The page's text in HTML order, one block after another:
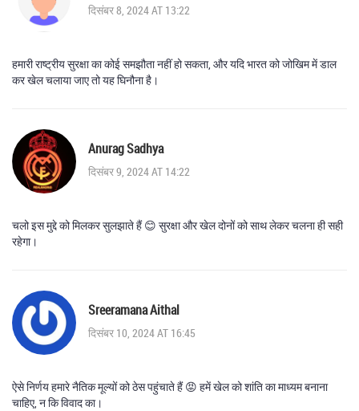
दिसंबर 8, 2024 AT 13:22
हमारी राष्ट्रीय सुरक्षा का कोई समझौता नहीं हो सकता, और यदि भारत को जोखिम में डाल
कर खेल चलाया जाए तो यह घिनौना है।
Anurag Sadhya
दिसंबर 9, 2024 AT 14:22
चलो इस मुद्दे को मिलकर सुलझाते हैं 😊 सुरक्षा और खेल दोनों को साथ लेकर चलना ही सही
रहेगा।
Sreeramana Aithal
दिसंबर 10, 2024 AT 16:45
ऐसे निर्णय हमारे नैतिक मूल्यों को ठेस पहुंचाते हैं 😡 हमें खेल को शांति का माध्यम बनाना
चाहिए, न कि विवाद का।